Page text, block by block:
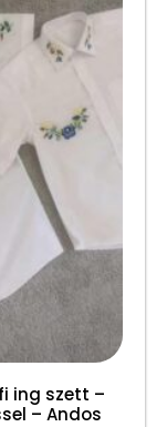
ing szett –
– Andos